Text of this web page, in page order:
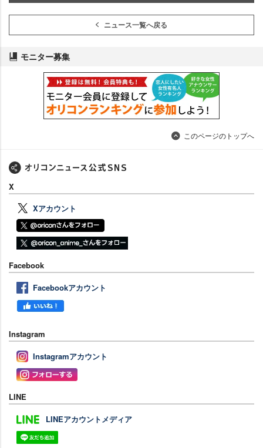
ニュース一覧へ戻る
モニター募集
このページのトップへ
X
Xアカウント
Facebook
Facebookアカウント
Instagram
Instagramアカウント
LINE
LINEアカウントメディア